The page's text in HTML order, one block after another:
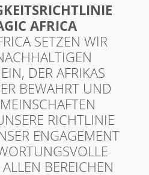
AFRICA
SETZEN WIR
DER AFRIKAS
BEWAHRT UND
RICHTLINIE
ENGAGEMENT
BEREICHEN